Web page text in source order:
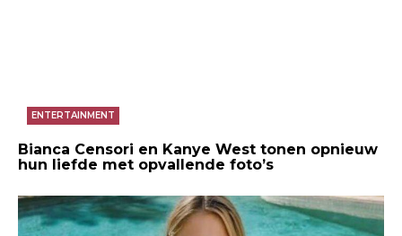
ENTERTAINMENT
Bianca Censori en Kanye West tonen opnieuw
hun liefde met opvallende foto’s